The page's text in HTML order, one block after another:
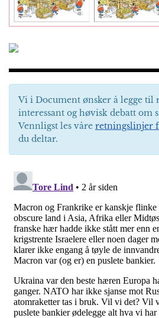
Vi i Document ønsker å legge til
interessant og høvisk debatt om
Vennligst les våre retningslinjer
du deltar.